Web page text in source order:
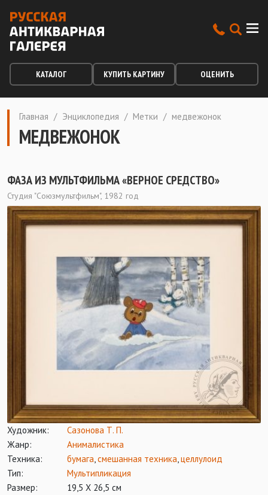
КАТАЛОГ КУПИТЬ КАРТИНУ ОЦЕНИТЬ
Главная / Энциклопедия / Метки / медвежонок
МЕДВЕЖОНОК
ФАЗА ИЗ МУЛЬТФИЛЬМА «ВЕРНОЕ СРЕДСТВО»
Студия "Союзмультфильм", 1982 год
Художник:
Сазонова Т. П.
Жанр:
Анималистика
Техника:
бумага смешанная техника целлулоид
Тип:
Мультипликация
Размер:
19,5 Х 26,5 см